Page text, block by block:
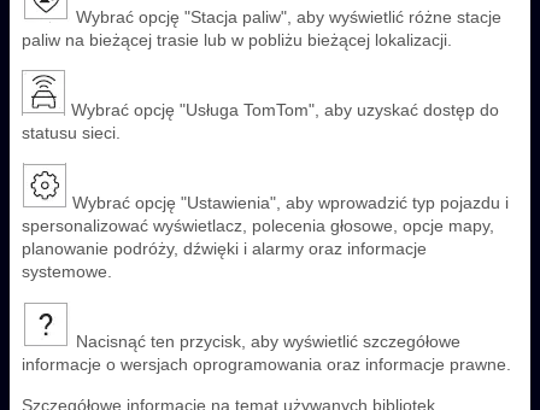
Wybrać opcję "Stacja paliw", aby wyświetlić różne stacje
paliw na bieżącej trasie lub w pobliżu bieżącej lokalizacji.
Wybrać opcję "Usługa TomTom", aby uzyskać dostęp do
statusu sieci.
Wybrać opcję "Ustawienia", aby wprowadzić typ pojazdu i
spersonalizować wyświetlacz, polecenia głosowe, opcje mapy,
planowanie podróży, dźwięki i alarmy oraz informacje
systemowe.
Nacisnąć ten przycisk, aby wyświetlić szczegółowe
informacje o wersjach oprogramowania oraz informacje prawne.
Szczegółowe informacje na temat używanych bibliotek